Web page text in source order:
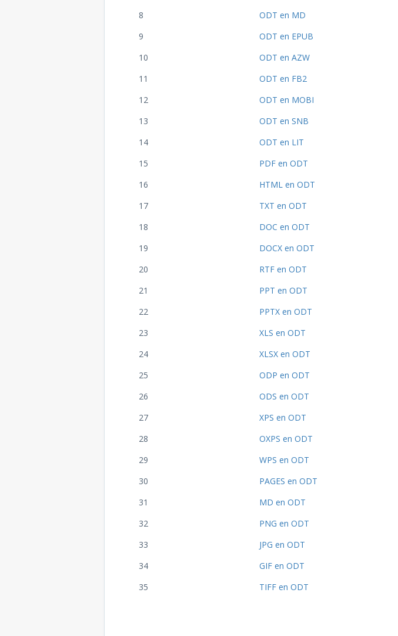
8 ODT en MD
9 ODT en EPUB
10 ODT en AZW
11 ODT en FB2
12 ODT en MOBI
13 ODT en SNB
14 ODT en LIT
15 PDF en ODT
16 HTML en ODT
17 TXT en ODT
18 DOC en ODT
19 DOCX en ODT
20 RTF en ODT
21 PPT en ODT
22 PPTX en ODT
23 XLS en ODT
24 XLSX en ODT
25 ODP en ODT
26 ODS en ODT
27 XPS en ODT
28 OXPS en ODT
29 WPS en ODT
30 PAGES en ODT
31 MD en ODT
32 PNG en ODT
33 JPG en ODT
34 GIF en ODT
35 TIFF en ODT